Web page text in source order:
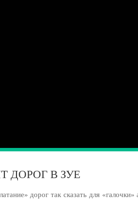
ДОРОГ В ЗУЕ
дорог так сказать для «галочки»